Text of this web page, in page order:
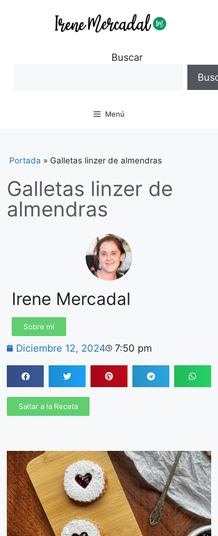
Buscar
Menú
Portada » Galletas linzer de almendras
Galletas linzer de
almendras
Irene Mercadal
Sobre mí
Diciembre 12, 2024 7:50 pm
Saltar a la Receta